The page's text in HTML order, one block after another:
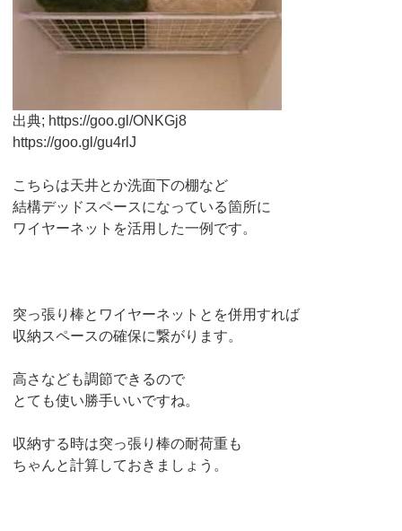
出典; https://goo.gl/ONKGj8
https://goo.gl/gu4rlJ
こちらは天井とか洗面下の棚など
結構デッドスペースになっている箇所に
ワイヤーネットを活用した一例です。
突っ張り棒とワイヤーネットとを併用すれば
収納スペースの確保に繋がります。
高さなども調節できるので
とても使い勝手いいですね。
収納する時は突っ張り棒の耐荷重も
ちゃんと計算しておきましょう。